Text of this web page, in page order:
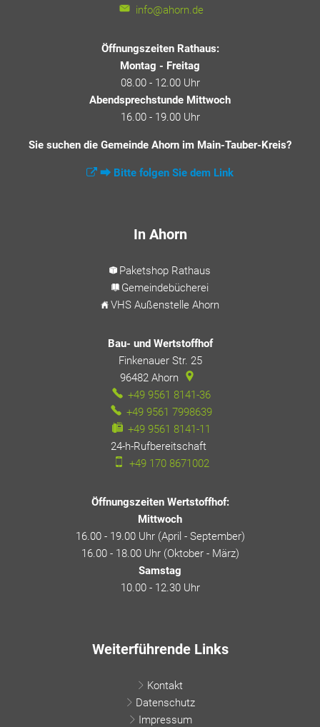
info@ahorn.de
Öffnungszeiten Rathaus:
Montag - Freitag
08.00 - 12.00 Uhr
Abendsprechstunde Mittwoch
16.00 - 19.00 Uhr
Sie suchen die Gemeinde Ahorn im Main-Tauber-Kreis?
⮕ Bitte folgen Sie dem Link
In Ahorn
Paketshop Rathaus
Gemeindebücherei
VHS Außenstelle Ahorn
Bau- und Wertstoffhof
Finkenauer Str. 25
96482 Ahorn
+49 9561 8141-36
+49 9561 7998639
+49 9561 8141-11
24-h-Rufbereitschaft
+49 170 8671002
Öffnungszeiten Wertstoffhof:
Mittwoch
16.00 - 19.00 Uhr (April - September)
16.00 - 18.00 Uhr (Oktober - März)
Samstag
10.00 - 12.30 Uhr
Weiterführende Links
Kontakt
Datenschutz
Impressum